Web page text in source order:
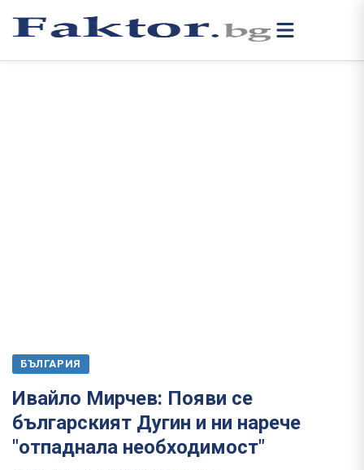
БЪЛГАРИЯ
Ивайло Мирчев: Появи се
българският Дугин и ни нарече
"отпаднала необходимост"